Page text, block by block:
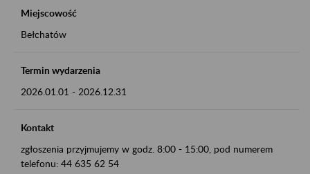
Miejscowość
Bełchatów
Termin wydarzenia
2026.01.01 - 2026.12.31
Kontakt
zgłoszenia przyjmujemy w godz. 8:00 - 15:00, pod numerem
telefonu: 44 635 62 54